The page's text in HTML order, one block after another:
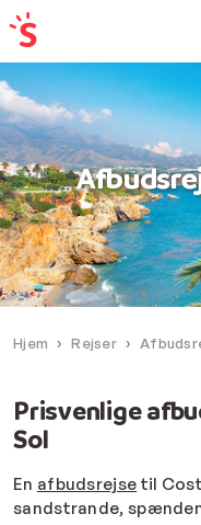
Hjem Rejser
Prisvenlige
Sol
En afbudsrejse til
sandstrande,